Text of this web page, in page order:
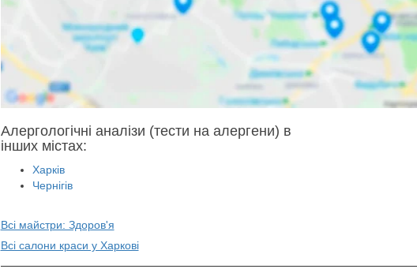
Алергологічні аналізи (тести на алергени) в
інших містах:
Харків
Чернігів
Всі майстри: Здоров'я
Всі салони краси у Харкові